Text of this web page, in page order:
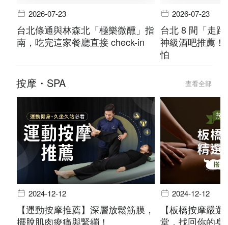
2026-07-23
台北條通與林森北「極樂微醺」指
南，吃完這家餐廳直接 check-in
2026-07-23
台北 8 間「走
神級酒吧推薦
怕
按摩・SPA 查看全部
2024-12-12
【運動按摩推薦】深層放鬆筋膜，
擺脫肌肉痠痛與緊繃！
2024-12-12
【板橋按摩嚴
堂，找回你的身